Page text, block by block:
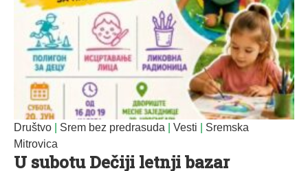
Društvo Srem bez predrasuda Vesti
Sremska
Mitrovica
U subotu Dečiji letnji bazar